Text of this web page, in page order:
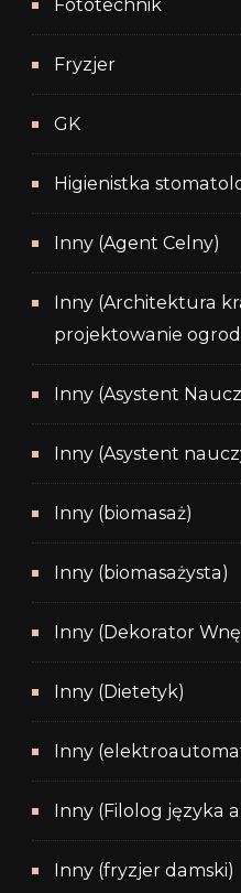
Fototechnik
Fryzjer
GK
Higienistka
Inny (Agent Celny)
Inny (Architektura
projektowanie
Inny (Asystent
Inny (Asystent
Inny (biomasaż)
Inny (biomasażysta)
Inny (Dekorator
Inny (Dietetyk)
Inny
Inny (Filolog języka
Inny (fryzjer damski)